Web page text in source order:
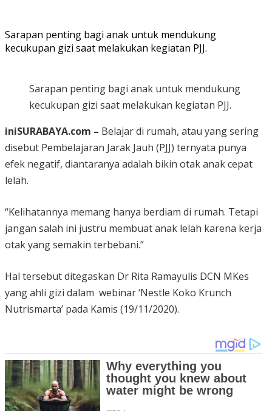
Sarapan penting bagi anak untuk mendukung
kecukupan gizi saat melakukan kegiatan PJJ.
Sarapan penting bagi anak untuk mendukung
kecukupan gizi saat melakukan kegiatan PJJ.
iniSURABAYA.com – Belajar di rumah, atau yang sering
disebut Pembelajaran Jarak Jauh (PJJ) ternyata punya
efek negatif, diantaranya adalah bikin otak anak cepat
lelah.
“Kelihatannya memang hanya berdiam di rumah. Tetapi
jangan salah ini justru membuat anak lelah karena kerja
otak yang semakin terbebani.”
Hal tersebut ditegaskan Dr Rita Ramayulis DCN MKes
yang ahli gizi dalam webinar ‘Nestle Koko Krunch
Nutrismarta’ pada Kamis (19/11/2020).